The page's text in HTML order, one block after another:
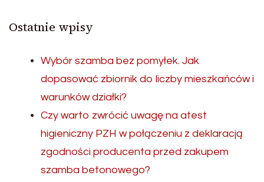
Ostatnie wpisy
Wybór szamba bez pomyłek. Jak
dopasować zbiornik do liczby mieszkańców i
warunków działki?
Czy warto zwrócić uwagę na atest
higieniczny PZH w połączeniu z deklaracją
zgodności producenta przed zakupem
szamba betonowego?